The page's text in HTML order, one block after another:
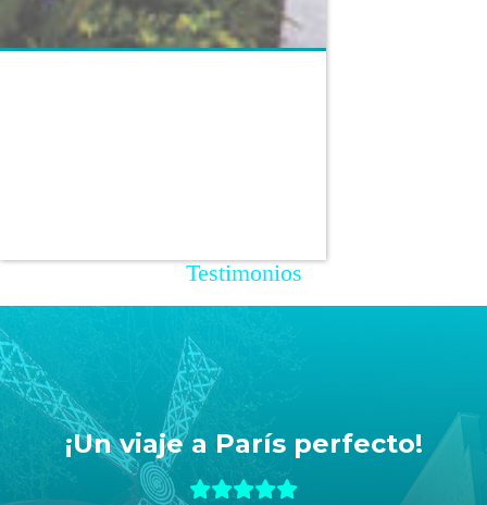
Testimonios
¡Un viaje a París perfecto!